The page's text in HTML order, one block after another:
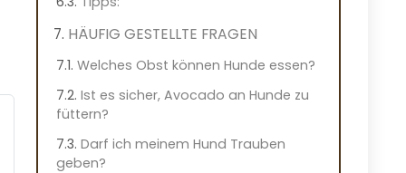
HÄUFIG GESTELLTE FRAGEN
Welches Obst können Hunde essen?
Ist es sicher, Avocado an Hunde zu
füttern?
Darf ich meinem Hund Trauben
geben?